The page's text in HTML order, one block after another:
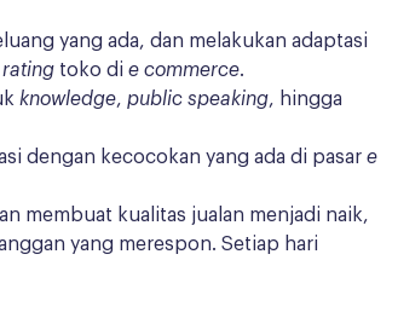
yang ada, dan melakukan adaptasi
rating toko di e commerce.
knowledge, public speaking, hingga
dengan kecocokan yang ada di pasar e
membuat kualitas jualan menjadi naik,
yang merespon. Setiap hari